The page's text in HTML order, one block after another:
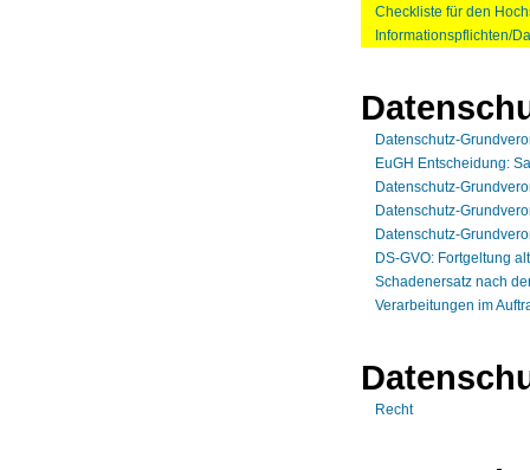
Checkliste für den
Informationspflichten/
Datenschutz-
EuGH Entscheidung:
Datenschutz-
Datenschutz-
Datenschutz-
DS-GVO: Fortgeltung
Schadenersatz nach
Verarbeitungen im
Recht